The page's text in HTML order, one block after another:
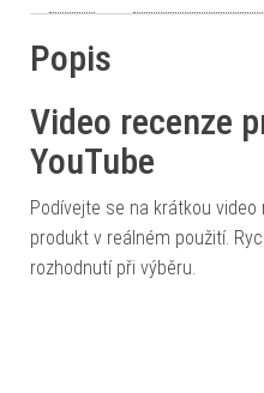
Popis
Video recenze
YouTube
Podívejte se na krátkou
produkt v reálném použití.
rozhodnutí při výběru.